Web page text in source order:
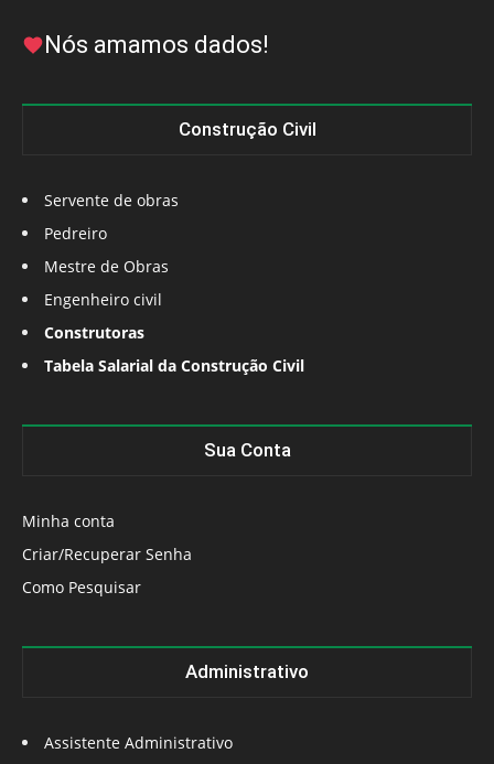
Nós amamos dados!
Construção Civil
Servente de obras
Pedreiro
Mestre de Obras
Engenheiro civil
Construtoras
Tabela Salarial da Construção Civil
Sua Conta
Minha conta
Criar/Recuperar Senha
Como Pesquisar
Administrativo
Assistente Administrativo